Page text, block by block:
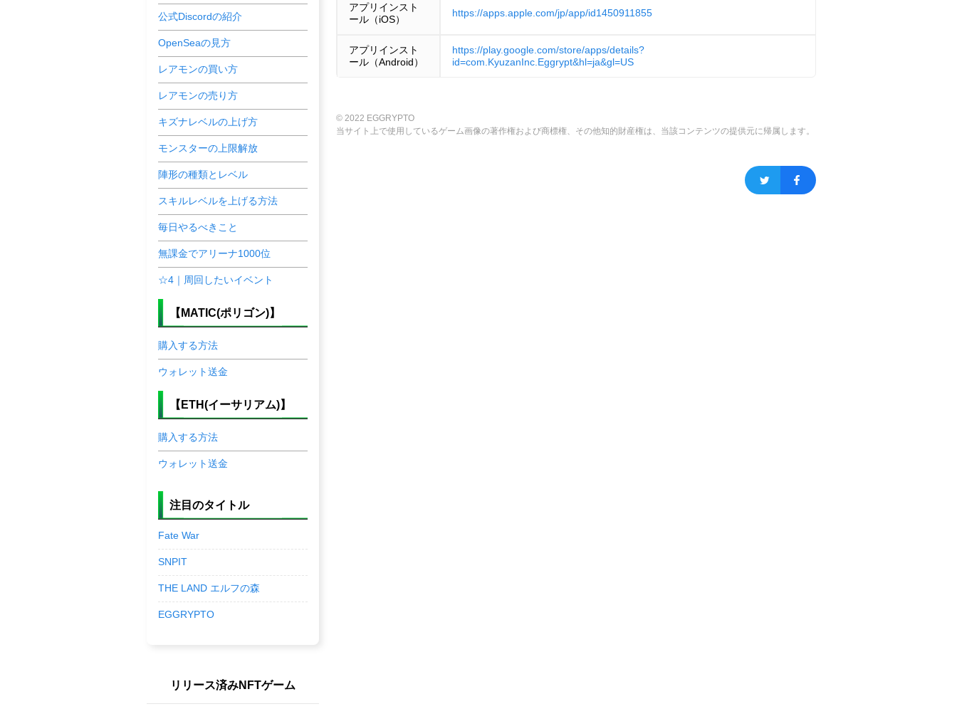
アプリインスト
ール（iOS）
https://apps.apple.com/jp/app/id1450911855
アプリインスト
ール（Android）
https://play.google.com/store/apps/details?
id=com.KyuzanInc.Eggrypt&hl=ja&gl=US
© 2022 EGGRYPTO
当サイト上で使用しているゲーム画像の著作権および商標権、その他知的財産権は、当該コンテンツの提供元に帰属します。
公式Discordの紹介
OpenSeaの見方
レアモンの買い方
レアモンの売り方
キズナレベルの上げ方
モンスターの上限解放
陣形の種類とレベル
スキルレベルを上げる方法
毎日やるべきこと
無課金でアリーナ1000位
☆4｜周回したいイベント
【MATIC(ポリゴン)】
購入する方法
ウォレット送金
【ETH(イーサリアム)】
購入する方法
ウォレット送金
注目のタイトル
Fate War
SNPIT
THE LAND エルフの森
EGGRYPTO
リリース済みNFTゲーム